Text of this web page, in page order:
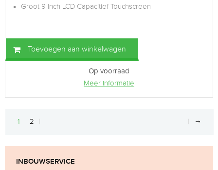
Groot 9 Inch LCD Capacitief Touchscreen
Toevoegen aan winkelwagen
Op voorraad
Meer informatie
1 2 →
INBOUWSERVICE